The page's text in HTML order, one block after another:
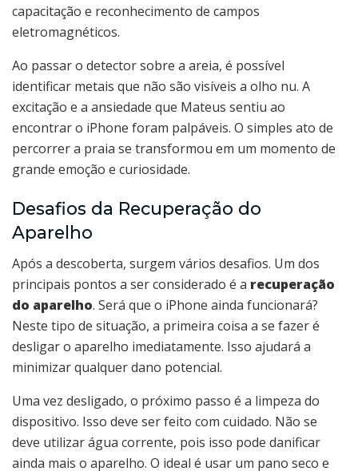
capacitação e reconhecimento de campos
eletromagnéticos.
Ao passar o detector sobre a areia, é possível
identificar metais que não são visíveis a olho nu. A
excitação e a ansiedade que Mateus sentiu ao
encontrar o iPhone foram palpáveis. O simples ato de
percorrer a praia se transformou em um momento de
grande emoção e curiosidade.
Desafios da Recuperação do
Aparelho
Após a descoberta, surgem vários desafios. Um dos
principais pontos a ser considerado é a recuperação
do aparelho. Será que o iPhone ainda funcionará?
Neste tipo de situação, a primeira coisa a se fazer é
desligar o aparelho imediatamente. Isso ajudará a
minimizar qualquer dano potencial.
Uma vez desligado, o próximo passo é a limpeza do
dispositivo. Isso deve ser feito com cuidado. Não se
deve utilizar água corrente, pois isso pode danificar
ainda mais o aparelho. O ideal é usar um pano seco e